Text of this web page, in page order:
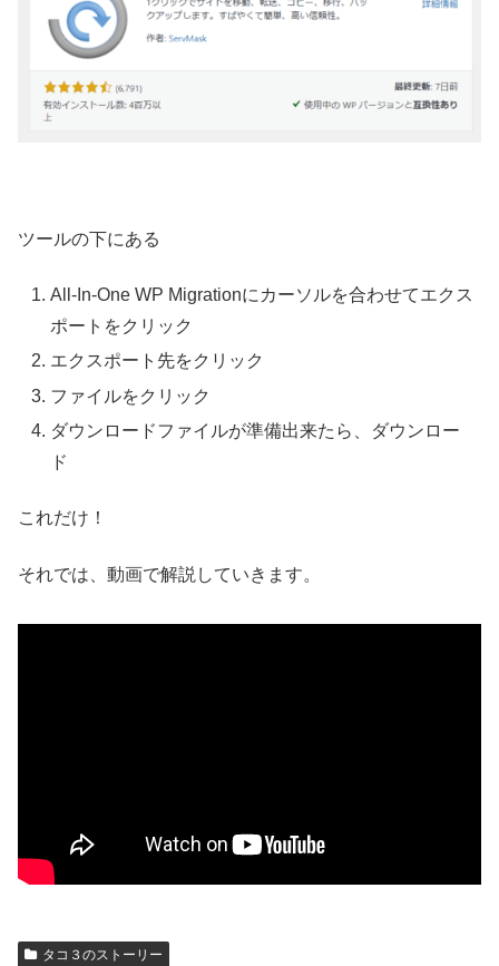
ツールの下にある
All-In-One WP Migrationにカーソルを合わせてエクス
ポートをクリック
エクスポート先をクリック
ファイルをクリック
ダウンロードファイルが準備出来たら、ダウンロー
ド
これだけ！
それでは、動画で解説していきます。
タコ３のストーリー